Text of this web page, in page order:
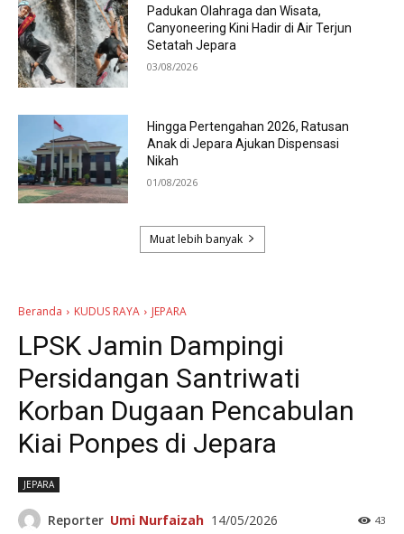
Padukan Olahraga dan Wisata,
Canyoneering Kini Hadir di Air Terjun
Setatah Jepara
03/08/2026
Hingga Pertengahan 2026, Ratusan
Anak di Jepara Ajukan Dispensasi
Nikah
01/08/2026
Muat lebih banyak